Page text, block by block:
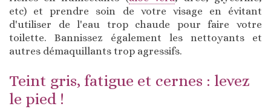
etc) et prendre soin de votre visage en évitant
d'utiliser de l'eau trop chaude pour faire votre
toilette. Bannissez également les nettoyants et
autres démaquillants trop agressifs.
Teint gris, fatigue et cernes : levez
le pied !